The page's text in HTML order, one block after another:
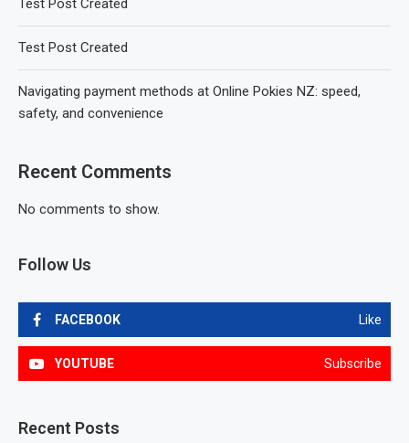
Test Post Created
Navigating payment methods at Online Pokies NZ: speed,
safety, and convenience
Recent Comments
No comments to show.
Follow Us
FACEBOOK Like
YOUTUBE Subscribe
Recent Posts